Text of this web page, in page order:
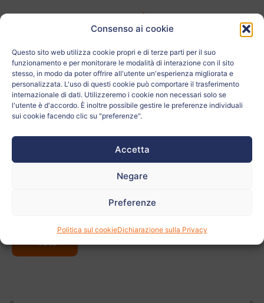
Consenso ai cookie
Questo sito web utilizza cookie propri e di terze parti per il suo
funzionamento e per monitorare le modalità di interazione con il sito
stesso, in modo da poter offrire all'utente un'esperienza migliorata e
personalizzata. L'uso di questi cookie può comportare il trasferimento
internazionale di dati. Utilizzeremo i cookie non necessari solo se
l'utente è d'accordo. È inoltre possibile gestire le preferenze individuali
sui cookie facendo clic su "preferenze".
Accetta
Negare
Preferenze
Politica sul cookieDichiarazione sulla Privacy
Età: 15
La città: VALENCIA
España
ODS 12
MªCarmen Hernández San Honorio
altre
foto